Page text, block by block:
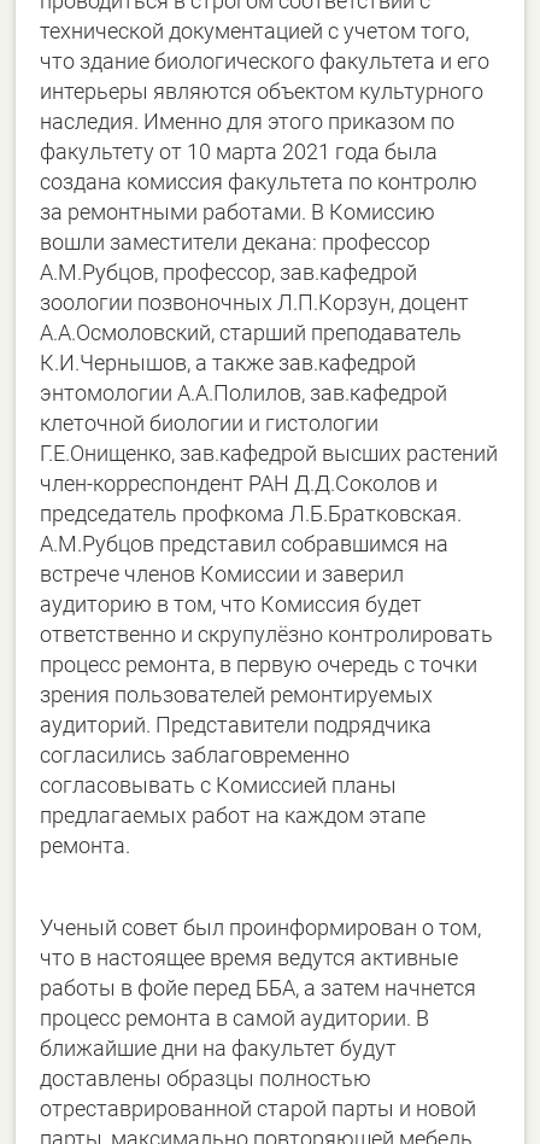
технической документацией с учетом того,
что здание биологического факультета и его
интерьеры являются объектом культурного
наследия. Именно для этого приказом по
факультету от 10 марта 2021 года была
создана комиссия факультета по контролю
за ремонтными работами. В Комиссию
вошли заместители декана: профессор
А.М.Рубцов, профессор, зав.кафедрой
зоологии позвоночных Л.П.Корзун, доцент
А.А.Осмоловский, старший преподаватель
К.И.Чернышов, а также зав.кафедрой
энтомологии А.А.Полилов, зав.кафедрой
клеточной биологии и гистологии
Г.Е.Онищенко, зав.кафедрой высших растений
член-корреспондент РАН Д.Д.Соколов и
председатель профкома Л.Б.Братковская.
А.М.Рубцов представил собравшимся на
встрече членов Комиссии и заверил
аудиторию в том, что Комиссия будет
ответственно и скрупулёзно контролировать
процесс ремонта, в первую очередь с точки
зрения пользователей ремонтируемых
аудиторий. Представители подрядчика
согласились заблаговременно
согласовывать с Комиссией планы
предлагаемых работ на каждом этапе
ремонта.
Ученый совет был проинформирован о том,
что в настоящее время ведутся активные
работы в фойе перед ББА, а затем начнется
процесс ремонта в самой аудитории. В
ближайшие дни на факультет будут
доставлены образцы полностью
отреставрированной старой парты и новой
парты, максимально повторяющей мебель